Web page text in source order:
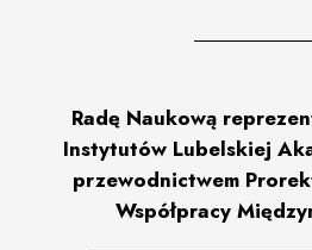
Radę Naukową
Instytutów Lubelskiej
przewodnictwem
Współpracy